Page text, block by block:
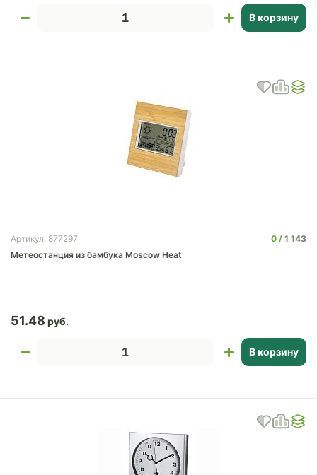
В корзину
Артикул: 877297 0
1 143
Метеостанция из бамбука Moscow Heat
51.48
В корзину